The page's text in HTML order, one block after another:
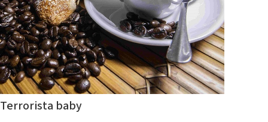
Terrorista baby